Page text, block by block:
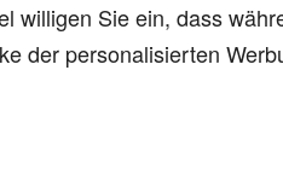
willigen Sie ein, dass
der personalisierten